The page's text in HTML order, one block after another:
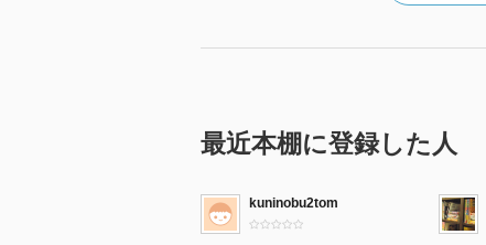
最近本棚に登録した人
kuninobu2tom